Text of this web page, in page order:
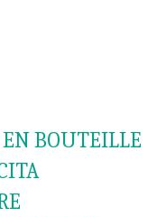
BOUTEILLE